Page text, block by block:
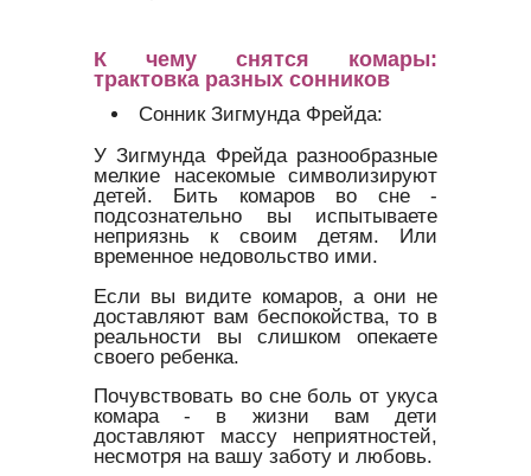
К чему снятся комары:
трактовка разных сонников
Сонник Зигмунда Фрейда:
У Зигмунда Фрейда разнообразные
мелкие насекомые символизируют
детей. Бить комаров во сне -
подсознательно вы испытываете
неприязнь к своим детям. Или
временное недовольство ими.
Если вы видите комаров, а они не
доставляют вам беспокойства, то в
реальности вы слишком опекаете
своего ребенка.
Почувствовать во сне боль от укуса
комара - в жизни вам дети
доставляют массу неприятностей,
несмотря на вашу заботу и любовь.